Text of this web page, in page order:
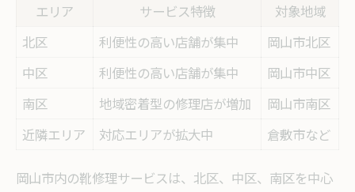
エリア サービス特徴
対象地域
北区
利便性の高い店舗が集中
岡山市北区
中区
利便性の高い店舗が集中
岡山市中区
南区
地域密着型の修理店が増加
岡山市南区
近隣エリア
対応エリアが拡大中 倉敷市など
岡山市内の靴修理サービスは、北区、中区、南区を中心